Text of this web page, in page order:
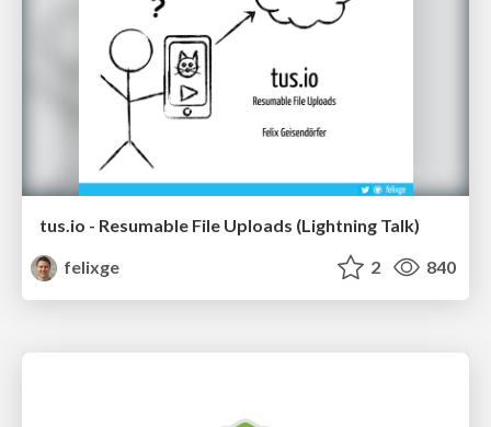
tus.io - Resumable File Uploads (Lightning Talk)
felixge
2 840